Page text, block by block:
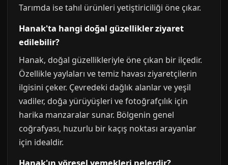
Tarımda ise tahıl ürünleri yetiştiriciliği öne çıkar.
Hanak'ta hangi doğal güzellikler ziyaret
edilebilir?
Hanak, doğal güzellikleriyle öne çıkan bir ilçedir.
Özellikle yaylaları ve temiz havası ziyaretçilerin
ilgisini çeker. Çevredeki dağlık alanlar ve yeşil
vadiler, doğa yürüyüşleri ve fotoğrafçılık için
harika manzaralar sunar. Bölgenin genel
coğrafyası, huzurlu bir kaçış noktası arayanlar
için idealdir.